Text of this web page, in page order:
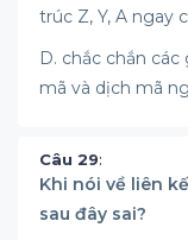
trúc Z, Y, A ngay
D. chắc chắn
mã và dịch mã
Câu 29:
Khi nói về liên
sau đây sai?